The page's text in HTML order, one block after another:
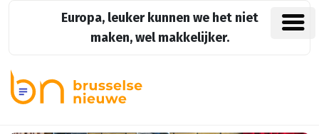
Europa, leuker kunnen we het niet
maken, wel makkelijker.